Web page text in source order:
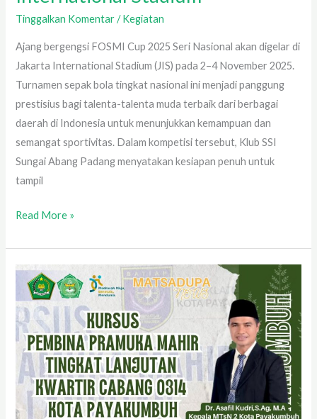
Tinggalkan Komentar /Kegiatan
Ajang bergengsi FOSMI Cup 2025 Seri Nasional akan digelar di
Jakarta International Stadium (JIS) pada 2–4 November 2025.
Turnamen sepak bola tingkat nasional ini menjadi panggung
prestisius bagi talenta-talenta muda terbaik dari berbagai
daerah di Indonesia untuk menunjukkan kemampuan dan
semangat sportivitas. Dalam kompetisi tersebut, Klub SSI
Sungai Abang Padang menyatakan kesiapan penuh untuk
tampil
Read More »
Pembina
Pramuka
MTsN
Kota
Payakumbuh
Ikuti
Kursus